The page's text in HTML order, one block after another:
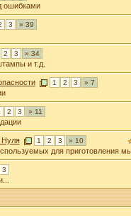
ошибками
3 » 39
2 3 » 34
и т.д.
1 2 3 » 7
2 3 » 11
1 2 3 » 10
для приготовления
3